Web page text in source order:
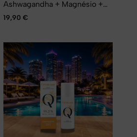
Ashwagandha + Magnésio +
B6 P-5-P – 90 cápsulas
19,90€